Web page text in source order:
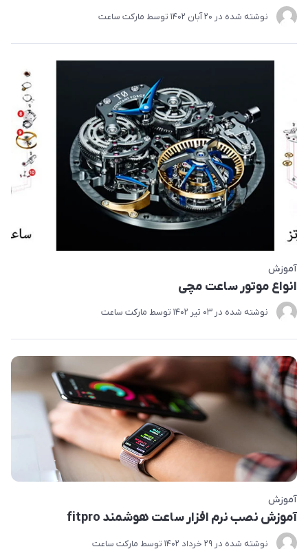
نوشته شده در 20 آبان 1402 توسط مارکت ساعت
آموزش
انواع موتور ساعت مچی
نوشته شده در 03 تير 1402 توسط مارکت ساعت
آموزش
آموزش نصب نرم افزار ساعت هوشمند fitpro
نوشته شده در 29 خرداد 1402 توسط مارکت ساعت